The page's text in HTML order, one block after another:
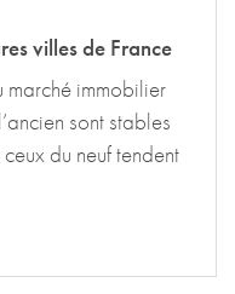
villes de France
marché immobilier
sont stables
du neuf tendent